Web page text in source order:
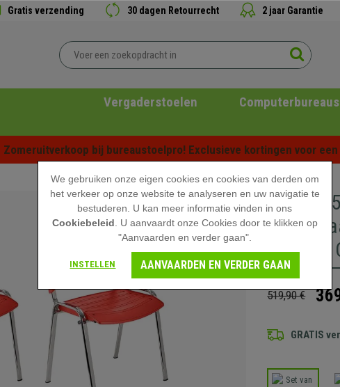
Gratis verzending 30 dagen Retourrecht 2 jaar Garantie
Vergaderstoelen Computerbureaus
Zomeruitverkoop bij bureaustoelpro! Exclusieve kortingen voor
Set van
Rood en
519,90 €
GRATIS
We gebruiken onze eigen cookies en cookies van derden om
het verkeer op onze website te analyseren en uw navigatie te
bestuderen. U kan meer informatie vinden in ons
Cookiebeleid . U aanvaardt onze Cookies door te klikken op
"Aanvaarden en verder gaan".
INSTELLEN AANVAARDEN EN VERDER GAAN